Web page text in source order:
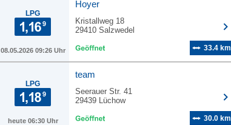
LPG
08.05.2026 09:26 Uhr
Hoyer
Kristallweg 18
29410 Salzwedel
33.4 km
LPG
heute 06:30 Uhr
team
Seerauer Str. 41
29439 Lüchow
30.0 km